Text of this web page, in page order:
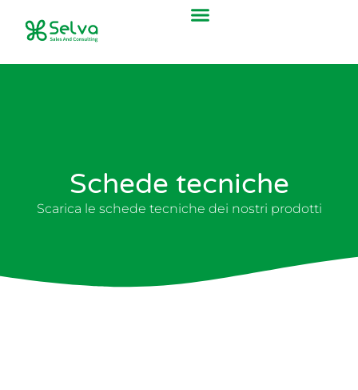
Schede tecniche
Scarica le schede tecniche dei nostri prodotti